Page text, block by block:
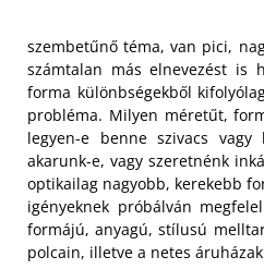
szembetűnő téma, van pici,
számtalan más elnevezést is
forma különbségekből
probléma. Milyen méretűt,
legyen-e benne szivacs vagy
akarunk-e, vagy szeretnénk
optikailag nagyobb, kerekebb
igényeknek próbálván
formájú, anyagú, stílusú
polcain, illetve a netes